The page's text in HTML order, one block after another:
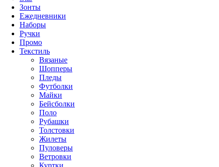
Зонты
Ежедневники
Наборы
Ручки
Промо
Текстиль
Вязаные
Шопперы
Пледы
Футболки
Майки
Бейсболки
Поло
Рубашки
Толстовки
Жилеты
Пуловеры
Ветровки
Куртки